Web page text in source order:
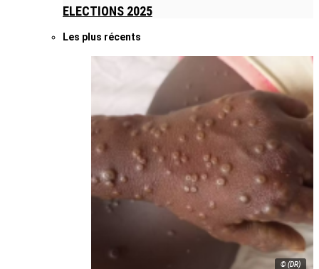
ELECTIONS 2025
Les plus récents
© (DR)